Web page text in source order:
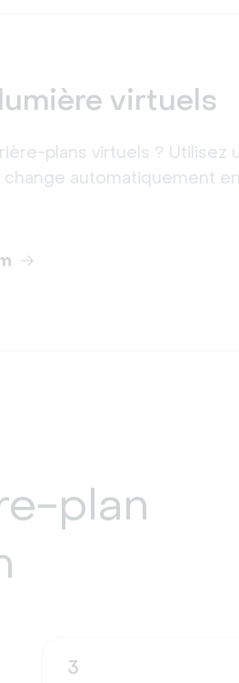
virtuels
plans virtuels ? Utilisez
automatiquement
plan
3